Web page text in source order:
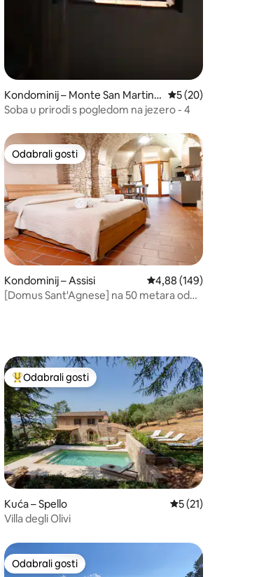
Kondominij – Monte San Martino
(MC)
Prosječna ocjena:
5 (20)
Soba u prirodi s pogledom na jezero - 4
4,96/5, recenzija: 141
Odabrali gosti
Odabrali gosti
Kondominij – Assisi Prosječna ocjena:
4,88 (149)
[Domus Sant'Agnese] na 50 metara od
4,93/5, recenzija: 133
Među najviše rangiranima s oznakom „Odabrali gosti”
Odabrali gosti
Kuća – Spello Prosječna ocjena:
5 (21)
Villa degli Olivi
Odabrali gosti
Odabrali gosti